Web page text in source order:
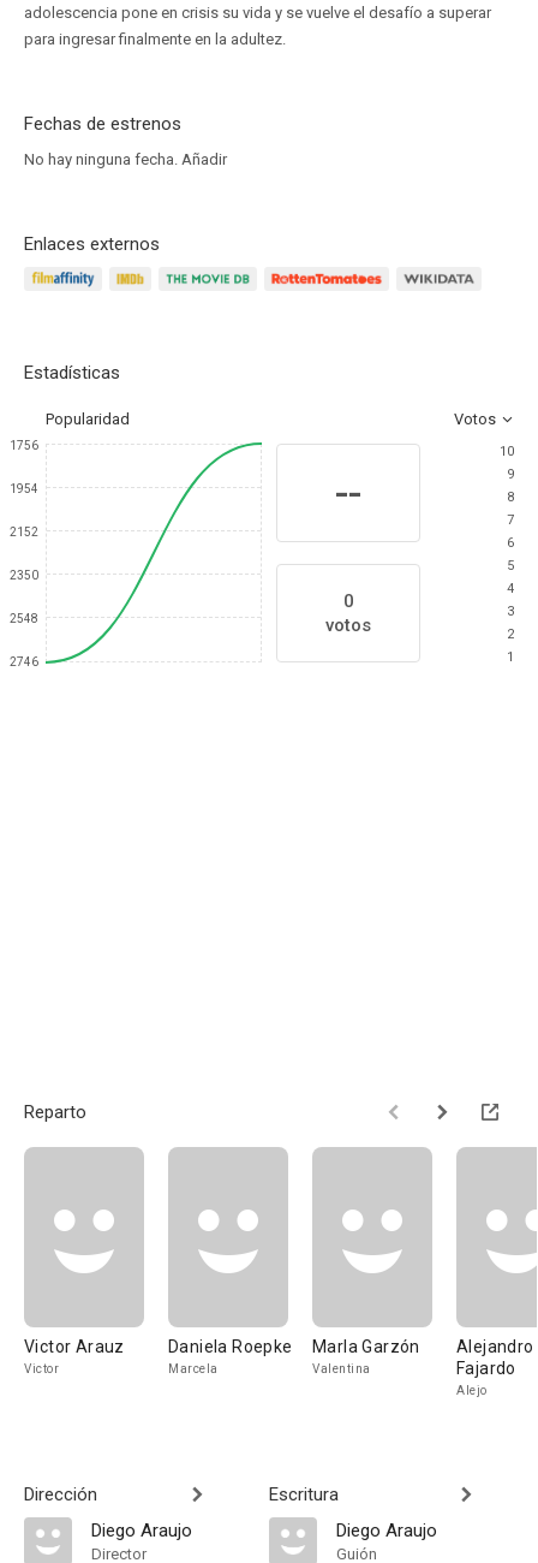
adolescencia pone en crisis su vida y se vuelve el desafío a superar
para ingresar finalmente en la adultez.
Fechas de estrenos
No hay ninguna fecha. Añadir
Enlaces externos
Estadísticas
Popularidad Votos
1756
1954
2152
2350
2548
2746
--
0
votos
10
9
8
7
6
5
4
3
2
1
Reparto
Victor Arauz
Victor
Daniela Roepke
Marcela
Marla Garzón
Valentina
Alejandro
Fajardo
Alejo
Dirección
Diego Araujo
Director
Escritura
Diego Araujo
Guión